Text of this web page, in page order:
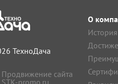
ТехноДача
Продвижение сайта
STK-promo.ru
О
История